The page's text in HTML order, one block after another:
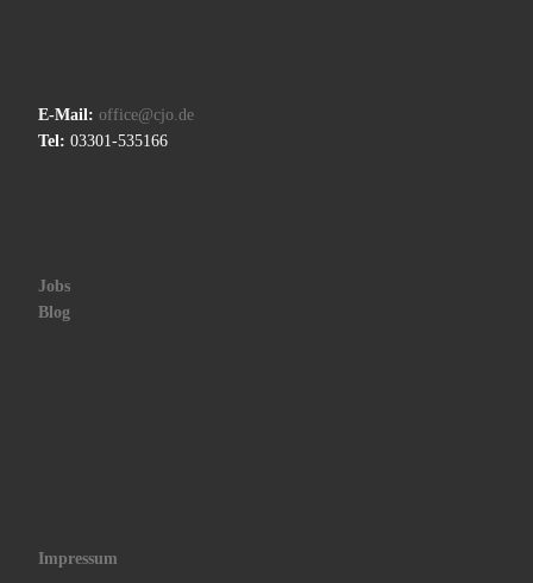
E-Mail: office@cjo.de
Tel: 03301-535166
Jobs
Blog
Impressum